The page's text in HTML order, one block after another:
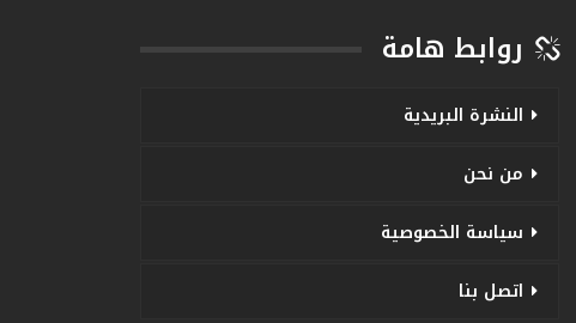
روابط هامة
النشرة البريدية
من نحن
سياسة الخصوصية
اتصل بنا